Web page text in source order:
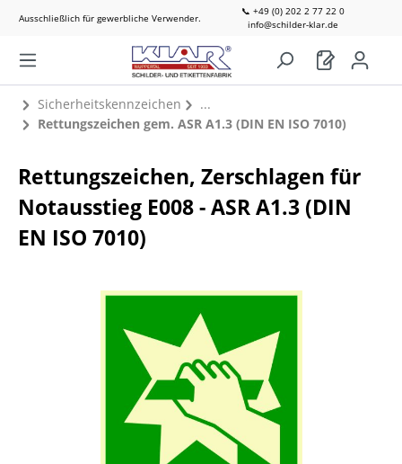
Ausschließlich für gewerbliche Verwender.
📞 +49 (0) 202 2 77 22 0
info@schilder-klar.de
Sicherheitskennzeichen
Rettungszeichen gem. ASR A1.3 (DIN EN ISO 7010)
Rettungszeichen, Zerschlagen für
Notausstieg E008 - ASR A1.3 (DIN
EN ISO 7010)